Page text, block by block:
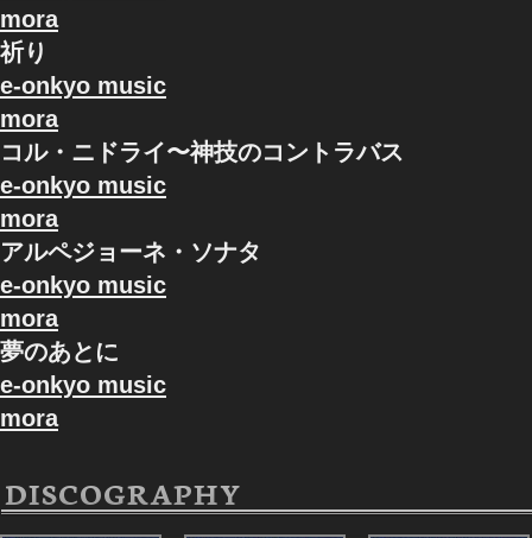
mora
祈り
e-onkyo music
mora
コル・ニドライ〜神技のコントラバス
e-onkyo music
mora
アルペジョーネ・ソナタ
e-onkyo music
mora
夢のあとに
e-onkyo music
mora
DISCOGRAPHY